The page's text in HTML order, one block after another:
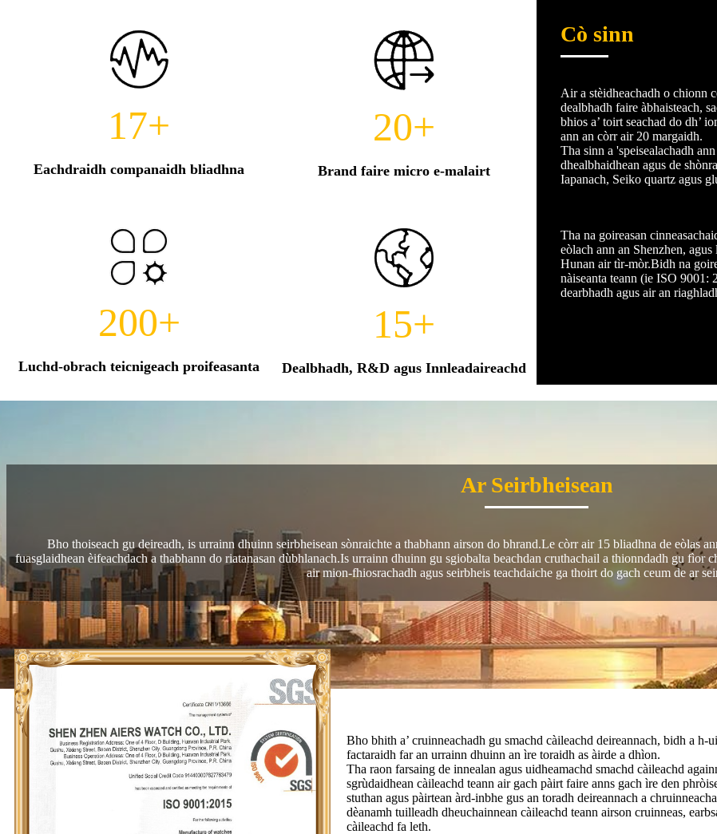
17+
Eachdraidh companaidh bliadhna
20+
Brand faire micro e-malairt
200+
Luchd-obrach teicnigeach proifeasanta
15+
Dealbhadh, R&D agus Innleadaireachd
Cò sinn
Air a stèidheachadh o chionn
dealbhadh faire àbhaisteach,
bhios a’ toirt seachad do dh’
ann an còrr air 20 margaidh.
Tha sinn a 'speisealachadh
dhealbhaidhean agus de
Iapanach, Seiko quartz agus
Tha na goireasan
eòlach ann an Shenzhen,
Hunan air tìr-mòr.Bidh na
nàiseanta teann (ie ISO 9001:
dearbhadh agus air an
Ar Seirbheisean
Bho thoiseach gu deireadh, is urrainn dhuinn seirbheisean sònraichte a thabhann airson do bhrand.Le còrr air 15 bliadhna de eòlas
fuasglaidhean èifeachdach a thabhann do riatanasan dùbhlanach.Is urrainn dhuinn gu sgiobalta beachdan cruthachail a thionndadh gu fìor
air mion-fhiosrachadh agus seirbheis teachdaiche ga thoirt do gach ceum de ar
Bho bhith a’ cruinneachadh gu smachd càileachd deireannach, bidh a h-
factaraidh far an urrainn dhuinn an ìre toraidh as àirde a dhìon.
Tha raon farsaing de innealan agus uidheamachd smachd càileachd
sgrùdaidhean càileachd teann air gach pàirt faire anns gach ìre den
stuthan agus pàirtean àrd-inbhe gus an toradh deireannach a
dèanamh tuilleadh dheuchainnean càileachd teann airson cruinneas,
càileachd fa leth.